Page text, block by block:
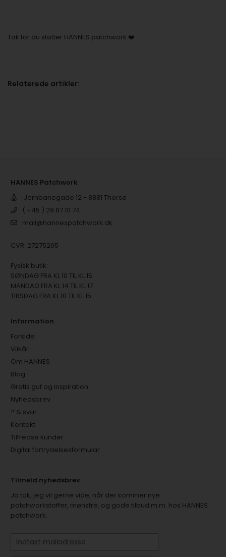
Tak for du støtter HANNES patchwork.❤️
Relaterede artikler:
HANNES Patchwork
Jernbanegade 12 - 8881 Thorsø
( +45 ) 29 87 10 74
mail@hannespatchwork.dk
CVR: 27275265
Fysisk butik:
SØNDAG FRA KL 10 TIL KL 15
MANDAG FRA KL 14 TIL KL 17
TIRSDAG FRA KL 10 TIL KL 15
Information
Forside
Vilkår
Om HANNES
Blog
Gratis guf og inspiration
Nyhedsbrev
? & svar
Kontakt
Tilfredse kunder
Digital fortrydelsesformular
Tilmeld nyhedsbrev
Ja tak, jeg vil gerne vide, når der kommer nye
patchworkstoffer, mønstre, og gode tilbud m.m. hos HANNES
patchwork.